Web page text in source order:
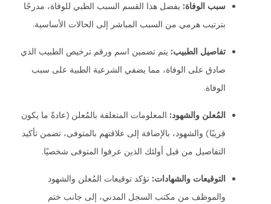
سبب الوفاة: يفصل هذا القسم السبب الطبي للوفاة، مدرجًا
بترتيب هرمي من السبب المباشر إلى الحالات الأساسية.
تفاصيل الطبيب: يتم تضمين اسم ورقم ترخيص الطبيب الذي
صادق على الوفاة، مما يضفي الشرعية الطبية على سبب
الوفاة.
المُعلن والشهود: المعلومات المتعلقة بالمُعلن (عادةً ما يكون
قريبًا) والشهود، بالإضافة إلى علاقتهم بالمتوفى، تضمن تأكيد
التفاصيل من قبل أولئك الذين عرفوا المتوفى شخصيًا.
التوقيعات والشهادات: تؤكد توقيعات المُعلن والشهود
والموظف من مكتب السجل المدني، إلى جانب ختم